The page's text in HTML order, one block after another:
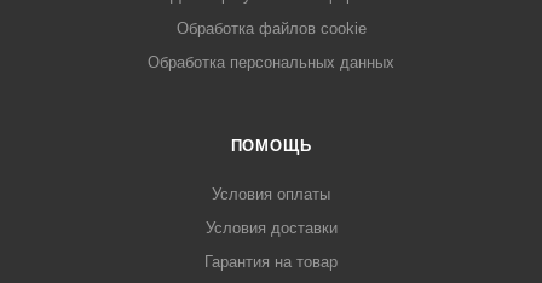
Обработка файлов cookie
Обработка персональных данных
ПОМОЩЬ
Условия оплаты
Условия доставки
Гарантия на товар